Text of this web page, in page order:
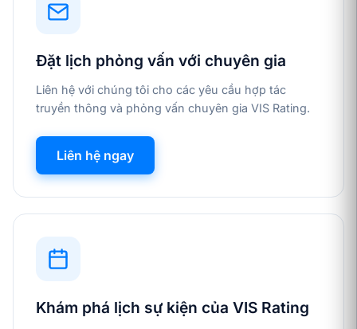
Đặt lịch phỏng vấn với chuyên gia
Liên hệ với chúng tôi cho các yêu cầu hợp tác
truyền thông và phỏng vấn chuyên gia VIS Rating.
Liên hệ ngay
Khám phá lịch sự kiện của VIS Rating